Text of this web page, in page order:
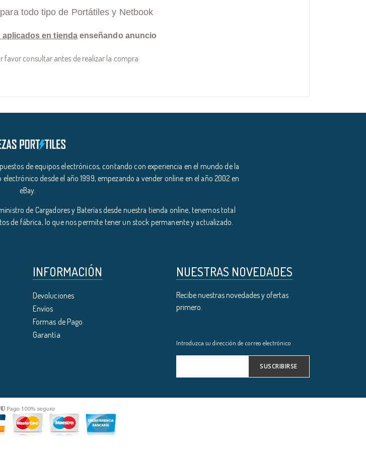
todo tipo de Portátiles y Netbook
aplicados en tienda enseñando anuncio
favor consultar antes de realizar la compra
de equipos electrónicos, contando con experiencia en el mundo de la
desde el año 1999, empezando a vender online en el año 2002 en
eBay.
de Cargadores y Baterías desde nuestra tienda online, tenemos total
de fábrica, lo que nos permite tener un stock permanente y actualizado.
INFORMACIÓN
Devoluciones
Envíos
Formas de Pago
Garantía
NUESTRAS NOVEDADES
Recibe nuestras novedades y ofertas
primero.
Introduzca su dirección de correo electrónico
SUSCRIBIRSE